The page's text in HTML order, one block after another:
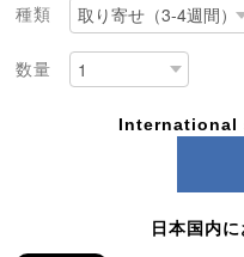
種類
数量
International
日本国内